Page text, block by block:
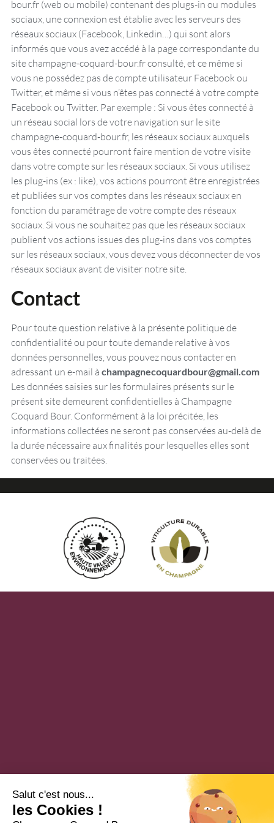
bour.fr (web ou mobile) contenant des plugs-in ou modules
sociaux, une connexion est établie avec les serveurs des
réseaux sociaux (Facebook, Linkedin…) qui sont alors
informés que vous avez accédé à la page correspondante du
site champagne-coquard-bour.fr consulté, et ce même si
vous ne possédez pas de compte utilisateur Facebook ou
Twitter, et même si vous n’êtes pas connecté à votre compte
Facebook ou Twitter. Par exemple : Si vous êtes connecté à
un réseau social lors de votre navigation sur le site
champagne-coquard-bour.fr, les réseaux sociaux auxquels
vous êtes connecté pourront faire mention de votre visite
dans votre compte sur les réseaux sociaux. Si vous utilisez
les plug-ins (ex : like), vos actions pourront être enregistrées
et publiées sur vos comptes dans les réseaux sociaux en
fonction du paramétrage de votre compte des réseaux
sociaux. Si vous ne souhaitez pas que les réseaux sociaux
publient vos actions issues des plug-ins dans vos comptes
sur les réseaux sociaux, vous devez vous déconnecter de vos
réseaux sociaux avant de visiter notre site.
Contact
Pour toute question relative à la présente politique de
confidentialité ou pour toute demande relative à vos
données personnelles, vous pouvez nous contacter en
adressant un e-mail à champagnecoquardbour@gmail.com
Les données saisies sur les formulaires présents sur le
présent site demeurent confidentielles à Champagne
Coquard Bour. Conformément à la loi précitée, les
informations collectées ne seront pas conservées au-delà de
la durée nécessaire aux finalités pour lesquelles elles sont
conservées ou traitées.
Salut c'est nous...
les Cookies !